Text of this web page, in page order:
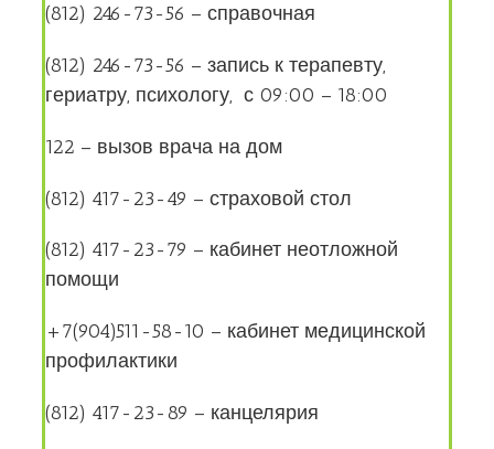
(812) 246-73-56 – справочная
(812) 246-73-56 – запись к терапевту,
гериатру, психологу, с 09:00 – 18:00
122 – вызов врача на дом
(812) 417-23-49 – страховой стол
(812) 417-23-79 – кабинет неотложной
помощи
+7(904)511-58-10 – кабинет медицинской
профилактики
(812) 417-23-89 – канцелярия